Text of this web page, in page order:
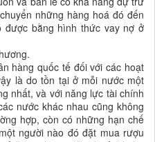
những hàng hoá đó đến
được bằng hình thức vay nợ ở
hàng quốc tế đối với các hoạt
là do tồn tại ở mỗi nước một
nhất, và với năng lực tài chính
nước khác nhau cũng không
hợp, còn có những hạn chế
người nào đó đặt mua rượu